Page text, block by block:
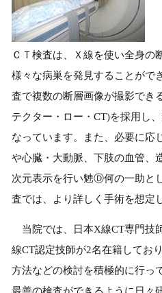
ＣＴ検査は、Ｘ線を使い全身の
様々な病巣を発見することがで
査で複数の断層画像が撮影でき
テクター・ロー・CT)を採用し
なっています。また、必要に応
や心臓・大動脈、下肢の血管、
次元表示を行い䰠Ⓓ何の一助と
査では、より詳しく手術を想定
当院では、日本X線CT専門技
線CT認定技師が2名在籍してお
方法などの検討を積極的に行っ